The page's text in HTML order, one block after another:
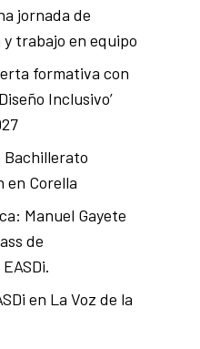
jornada de
trabajo en equipo
formativa con
Inclusivo’
Bachillerato
en Corella
Manuel Gayete
de
en La Voz de la